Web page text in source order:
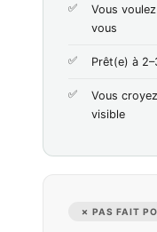
Vous
vous
Prêt(e) à
Vous
visible
✗ PAS FAIT